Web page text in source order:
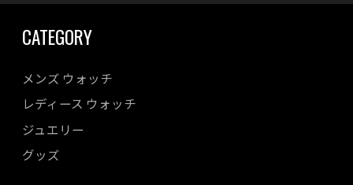
CATEGORY
メンズ ウォッチ
レディース ウォッチ
ジュエリー
グッズ